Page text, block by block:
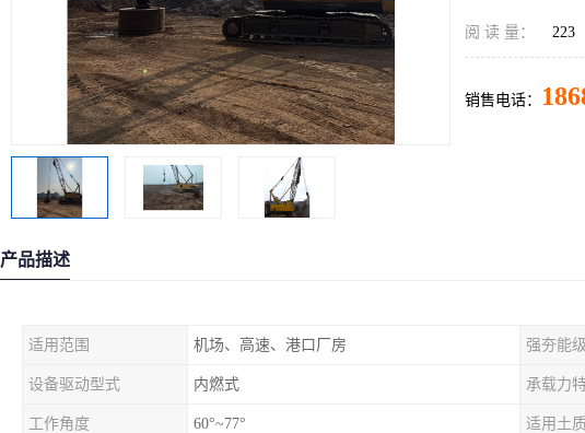
阅 读 量： 223
销售电话：
产品描述
适用范围 机场、高速、港口厂房 强夯能级
设备驱动型式 内燃式 承载力
工作角度 60°~77° 适用土